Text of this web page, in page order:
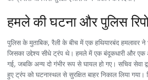
हमले की घटना और पुलिस
पुलिस के मुताबिक, रैली के बीच में एक हथियारबंद हमलावर ने
जिसका उद्देश्य सीधे ट्रंप थे। हमले में एक बंदूकधारी और एक
गई, जबकि अन्य दो गंभीर रूप से घायल हो गए। सचिव सेवा
हुए ट्रंप को घटनास्थल से सुरक्षित बाहर निकाल लिया गया।